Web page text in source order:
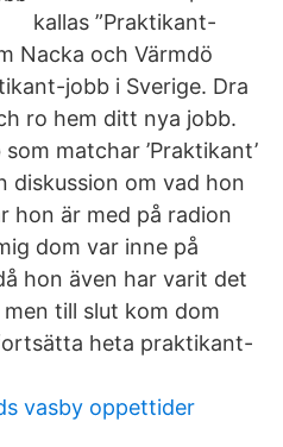
kallas ”Praktikant-
Nacka och Värmdö
jobb i Sverige. Dra
ro hem ditt nya jobb.
matchar ’Praktikant’
diskussion om vad hon
hon är med på radion
dom var inne på
hon även har varit det
till slut kom dom
heta praktikant-
vasby oppettider